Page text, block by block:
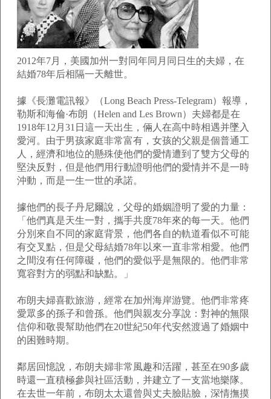
2012年7月，美國加州一對同年同月同日生的夫婦，在
結婚78年后相隔一天離世。
據《長灘電訊報》（Long Beach Press-Telegram）報導，
勒斯和海倫·布朗（Helen and Les Brown）夫婦都是在
1918年12月31日這一天出生，倆人在高中時相遇并墜入
愛河。由于男孩家庭非常富有，女孩的父親是個普通工
人，經濟和地位的懸殊使他們的愛情遭到了雙方父母的
堅決反對，但是他們用行動證明他們的愛情并不是一時
沖動，而是一生一世的承諾。
據他們的長子丹尼爾說，父母的婚姻證明了愛的力量：
「他們真是天生一對，攜手共度78年來的每一天。他們
分別來自不同的家庭背景，他們各自的軌道看似不可能
有交叉點，但是父母結婚78年以來一直非常相愛。他們
之間沒有任何障礙，他們的愛似乎是無限的。他們非常
寬容對方的弱點和缺點。」
布朗夫婦喜歡旅游，經常在加州海岸游覽。他們非常疼
愛眾多的孫子和曾孫。他們與親友分享說：對神的無限
信仰和敬畏幫助他們在20世紀50年代安然渡過了婚姻中
的困難時期。
鄰居回憶說，布朗夫婦非常風趣和活躍，甚至在90多歲
時還一直積極參與社區活動，并建立了一支當地樂隊。
在去世一年前，布朗太太還曾與丈夫臉貼臉，深情撫摸